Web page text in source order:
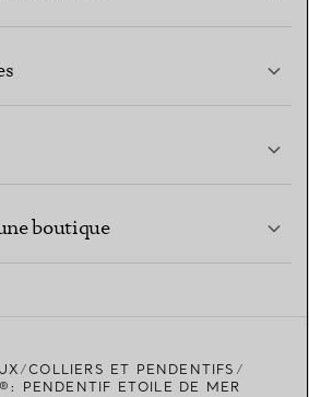
boutique
LA PLUS PROCHE
COLLIERS ET PENDENTIFS
PENDENTIF ETOILE DE MER